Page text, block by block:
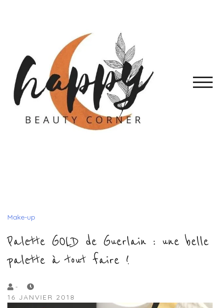
Make-up
Palette GOLD de Guerlain : une belle
palette à tout faire !
by
Lola
-
16 JANVIER 2018